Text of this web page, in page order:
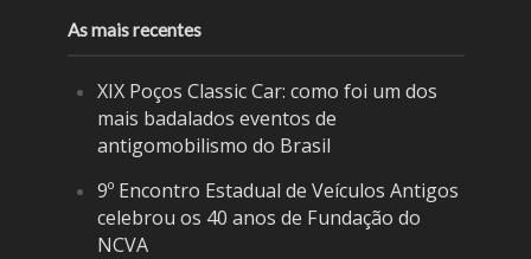
As mais recentes
XIX Poços Classic Car: como foi um dos
mais badalados eventos de
antigomobilismo do Brasil
9º Encontro Estadual de Veículos Antigos
celebrou os 40 anos de Fundação do
NCVA